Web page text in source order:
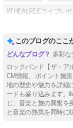
#THEALFEEライブレポ
このブログのここ
多彩
ロックバンド【ザ・ア
CM情報、ポイント施
地の歴史や魅力を詳細
ードも盛り込みます。
じ、音楽と旅の興奮を
と音楽の熱気を同時に